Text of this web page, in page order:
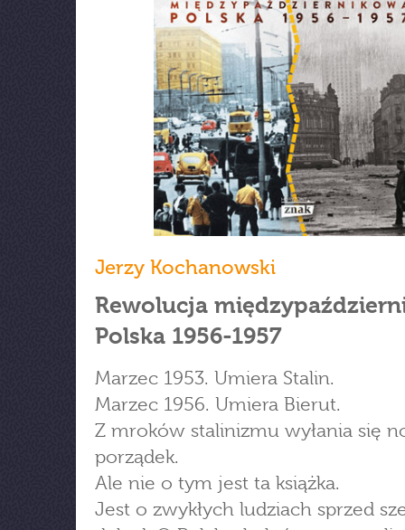
Jerzy Kochanowski
Rewolucja
Polska 1956-1957
Marzec 1953. Umiera Stalin.
Marzec 1956. Umiera Bierut.
Z mroków stalinizmu wyłania się
porządek.
Ale nie o tym jest ta książka.
Jest o zwykłych ludziach sprzed